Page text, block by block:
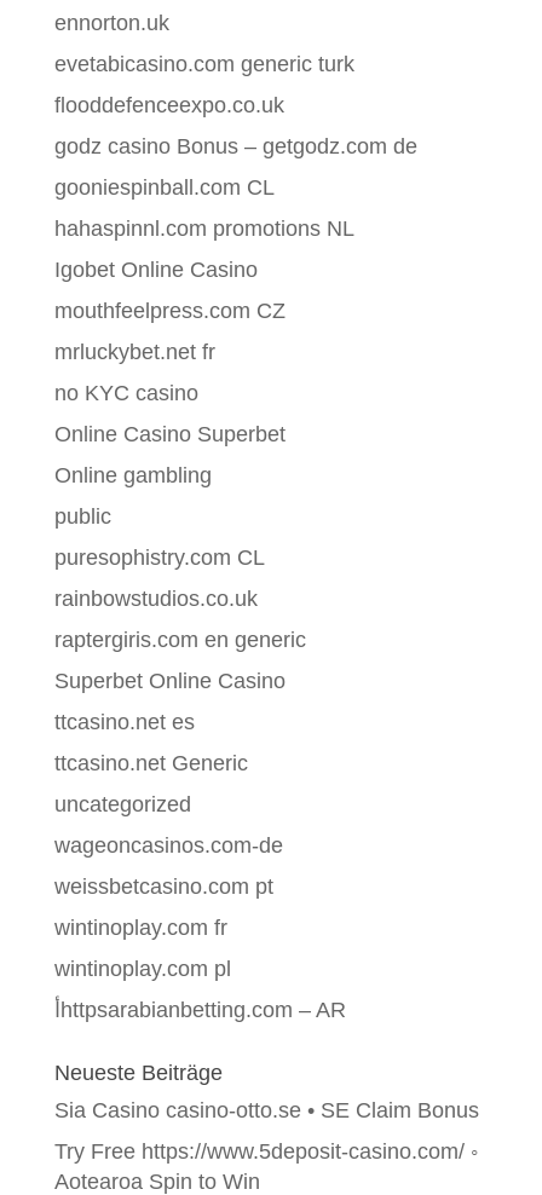
ennorton.uk
evetabicasino.com generic turk
flooddefenceexpo.co.uk
godz casino Bonus – getgodz.com de
gooniespinball.com CL
hahaspinnl.com promotions NL
Igobet Online Casino
mouthfeelpress.com CZ
mrluckybet.net fr
no KYC casino
Online Casino Superbet
Online gambling
public
puresophistry.com CL
rainbowstudios.co.uk
raptergiris.com en generic
Superbet Online Casino
ttcasino.net es
ttcasino.net Generic
uncategorized
wageoncasinos.com-de
weissbetcasino.com pt
wintinoplay.com fr
wintinoplay.com pl
أhttpsarabianbetting.com – AR
Neueste Beiträge
Sia Casino casino-otto.se • SE Claim Bonus
Try Free https://www.5deposit-casino.com/ ◦
Aotearoa Spin to Win